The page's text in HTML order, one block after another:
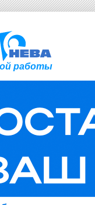
работы